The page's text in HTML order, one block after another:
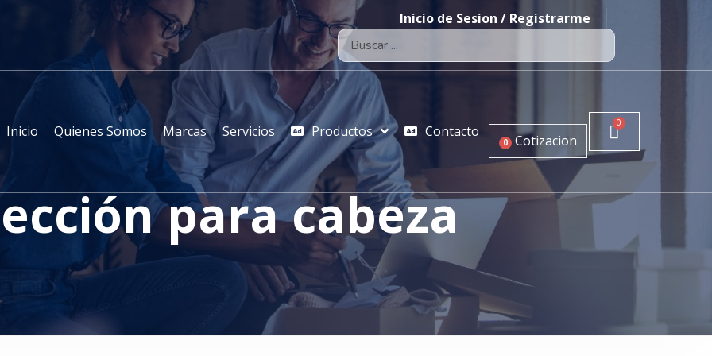
Inicio de Sesion / Registrarme
Inicio Quienes Somos Marcas Servicios Productos Contacto
0 Cotizacion
para cabeza